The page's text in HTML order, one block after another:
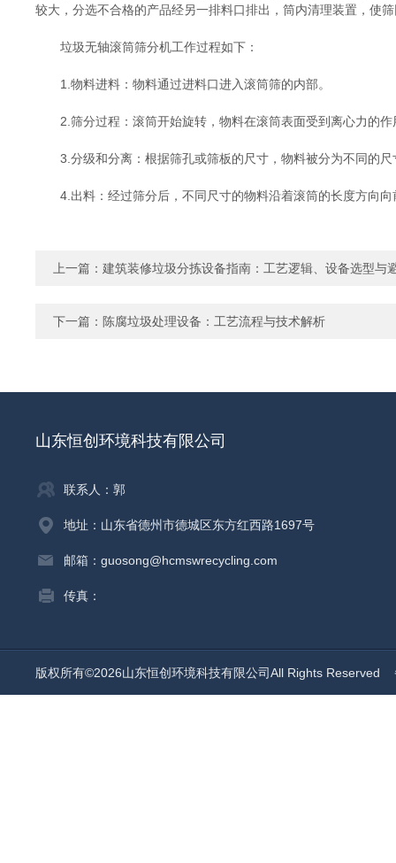
较大，分选不合格的产品经另一排料口排出，筒内清理装置，使
垃圾无轴滚筒筛分机工作过程如下：
1.物料进料：物料通过进料口进入滚筒筛的内部。
2.筛分过程：滚筒开始旋转，物料在滚筒表面受到离心力的作
3.分级和分离：根据筛孔或筛板的尺寸，物料被分为不同的尺
4.出料：经过筛分后，不同尺寸的物料沿着滚筒的长度方向向
上一篇： 建筑装修垃圾分拣设备指南：工艺逻辑、设备选型与
下一篇： 陈腐垃圾处理设备：工艺流程与技术解析
山东恒创环境科技有限公司
联系人：郭
地址：山东省德州市德城区东方红西路1697号
邮箱：guosong@hcmswrecycling.com
传真：
版权所有©2026山东恒创环境科技有限公司All Rights Reserved